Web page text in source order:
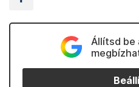
Állítsd be